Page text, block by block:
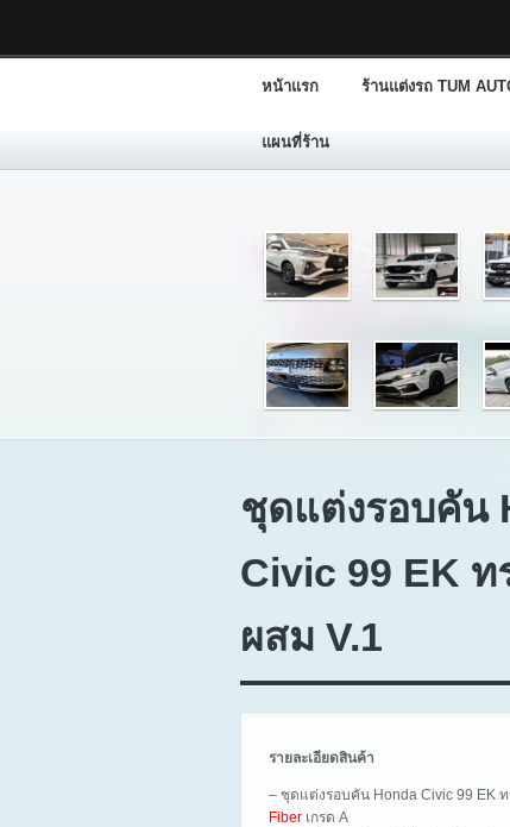
หน้าแรก ร้านแต่งรถ TUM
แผนที่ร้าน
ชุดแต่งรอบคัน
Civic 99 EK ท
ผสม V.1
รายละเอียดสินค้า
– ชุดแต่งรอบคัน Honda Civic 99 EK
Fiber เกรด A